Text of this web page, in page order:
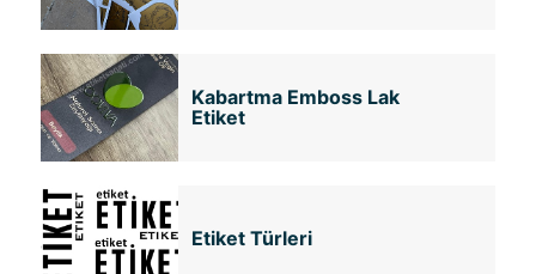
Kabartma Emboss Lak
Etiket
Etiket Türleri